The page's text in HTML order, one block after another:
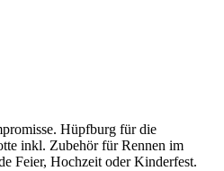
Hüpfburg für die
inkl. Zubehör für Rennen im
Feier, Hochzeit oder Kinderfest.